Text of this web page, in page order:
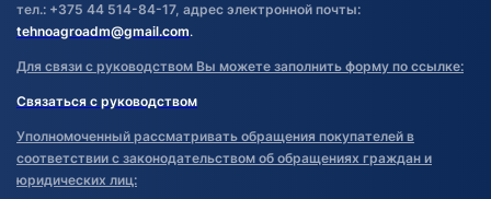
тел.: +375 44 514-84-17, адрес электронной почты:
tehnoagroadm@gmail.com.
Для связи с руководством Вы можете заполнить форму по ссылке:
Связаться с руководством
Уполномоченный рассматривать обращения покупателей в
соответствии с законодательством об обращениях граждан и
юридических лиц: